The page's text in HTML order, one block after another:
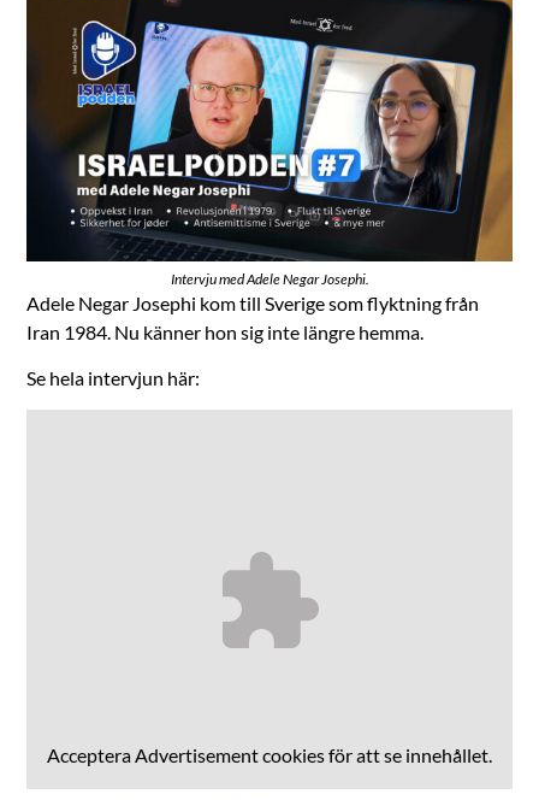
Intervju med Adele Negar Josephi.
Adele Negar Josephi kom till Sverige som flyktning från
Iran 1984. Nu känner hon sig inte längre hemma.
Se hela intervjun här:
AccepteraAdvertisementcookies för att se innehållet.